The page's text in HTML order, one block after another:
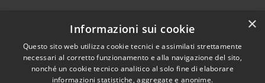
Accessibility
Privacy
Cookie
Copyright © 2025
Autorità di
Sistema Portuale
del Mare Adriatico
×
Informazioni sui cookie
Questo sito web utilizza cookie tecnici e assimilati strettamente
necessari al corretto funzionamento e alla navigazione del sito,
nonché un cookie tecnico analitico al solo fine di elaborare
informazioni statistiche, aggregate e anonime.